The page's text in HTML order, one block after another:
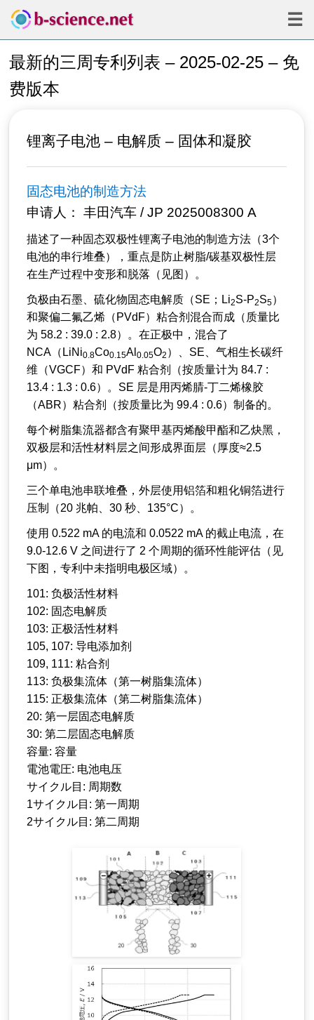
☰
最新的三周专利列表 – 2025-02-25 – 免
费版本
锂离子电池 – 电解质 – 固体和凝胶
固态电池的制造方法
申请人： 丰田汽车 / JP 2025008300 A
描述了一种固态双极性锂离子电池的制造方法（3个
电池的串行堆叠），重点是防止树脂/碳基双极性层
在生产过程中变形和脱落（见图）。
负极由石墨、硫化物固态电解质（SE；Li2S-P2S5）
和聚偏二氟乙烯（PVdF）粘合剂混合而成（质量比
为 58.2 : 39.0 : 2.8）。在正极中，混合了
NCA（LiNi0.8Co0.15Al 0.05O2 ）、SE、气相生长碳纤
维（VGCF）和 PVdF 粘合剂（按质量计为 84.7 :
13.4 : 1.3 : 0.6）。SE 层是用丙烯腈-丁二烯橡胶
（ABR）粘合剂（按质量比为 99.4 : 0.6）制备的。
每个树脂集流器都含有聚甲基丙烯酸甲酯和乙炔黑，
双极层和活性材料层之间形成界面层（厚度≈2.5
μm）。
三个单电池串联堆叠，外层使用铝箔和粗化铜箔进行
压制（20 兆帕、30 秒、135°C）。
使用 0.522 mA 的电流和 0.0522 mA 的截止电流，在
9.0-12.6 V 之间进行了 2 个周期的循环性能评估（见
下图，专利中未指明电极区域）。
101: 负极活性材料
102: 固态电解质
103: 正极活性材料
105, 107: 导电添加剂
109, 111: 粘合剂
113: 负极集流体（第一树脂集流体）
115: 正极集流体（第二树脂集流体）
20: 第一层固态电解质
30: 第二层固态电解质
容量: 容量
電池電圧: 电池电压
サイクル目: 周期数
1サイクル目: 第一周期
2サイクル目: 第二周期